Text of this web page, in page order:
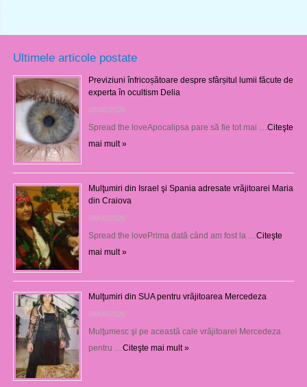
Ultimele articole postate
Previziuni înfricoșătoare despre sfârșitul lumii făcute de
experta în ocultism Delia
08/08/2026
Spread the loveApocalipsa pare să fie tot mai …Citeşte
mai mult »
Mulţumiri din Israel şi Spania adresate vrăjitoarei Maria
din Craiova
08/08/2026
Spread the lovePrima dată când am fost la …Citeşte
mai mult »
Mulţumiri din SUA pentru vrăjitoarea Mercedeza
08/08/2026
Mulţumesc şi pe această cale vrăjitoarei Mercedeza
pentru …Citeşte mai mult »